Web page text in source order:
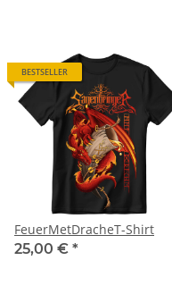
BESTSELLER
FeuerMetDracheT-Shirt
25,00 € *